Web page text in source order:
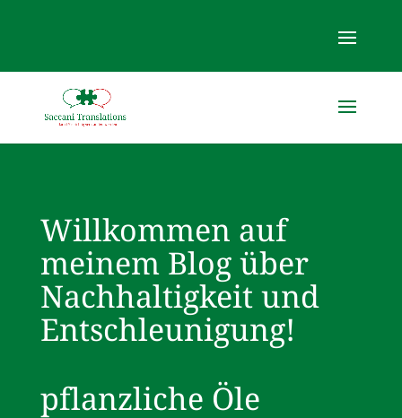
Willkommen auf
meinem Blog über
Nachhaltigkeit und
Entschleunigung!
pflanzliche Öle